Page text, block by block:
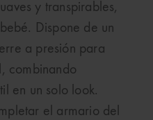
y transpirables,
Dispone de un
a presión para
combinando
en un solo look.
el armario del